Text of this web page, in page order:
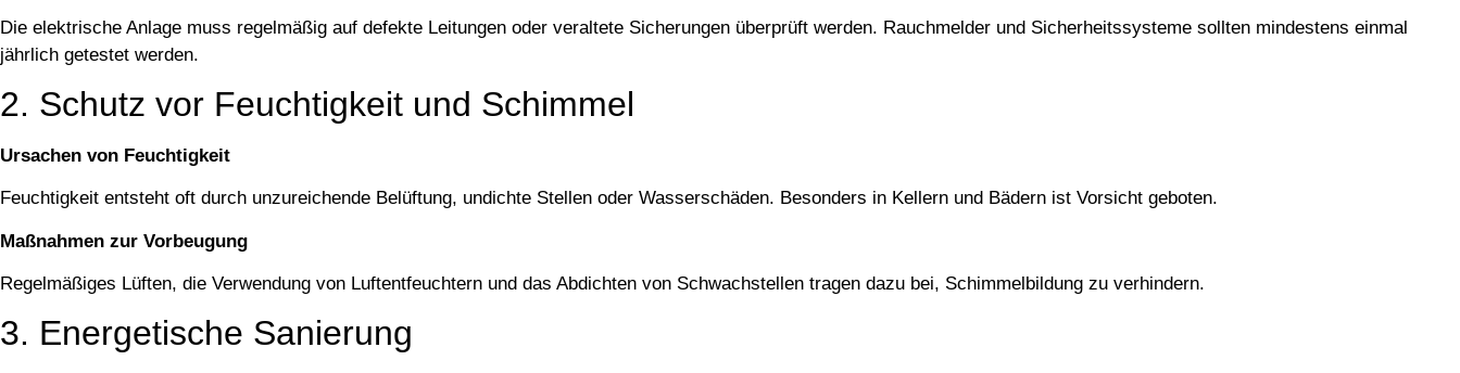
Die elektrische Anlage muss regelmäßig auf defekte Leitungen oder veraltete Sicherungen überprüft werden. Rauchmelder und Sicherheitssysteme sollten mindestens einmal
jährlich getestet werden.
2. Schutz vor Feuchtigkeit und Schimmel
Ursachen von Feuchtigkeit
Feuchtigkeit entsteht oft durch unzureichende Belüftung, undichte Stellen oder Wasserschäden. Besonders in Kellern und Bädern ist Vorsicht geboten.
Maßnahmen zur Vorbeugung
Regelmäßiges Lüften, die Verwendung von Luftentfeuchtern und das Abdichten von Schwachstellen tragen dazu bei, Schimmelbildung zu verhindern.
3. Energetische Sanierung